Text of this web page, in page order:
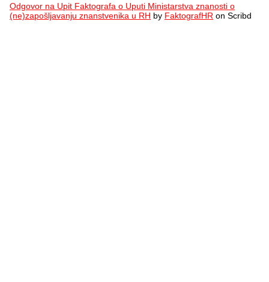
Odgovor na Upit Faktografa o Uputi Ministarstva znanosti o
(ne)zapošljavanju znanstvenika u RH by FaktografHR on Scribd